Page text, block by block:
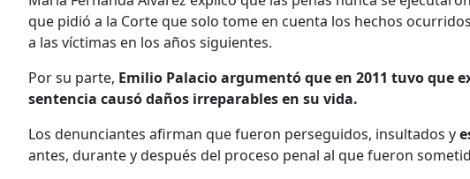
que pidió a la Corte que solo tome en cuenta los hechos
a las víctimas en los años siguientes.
Por su parte, Emilio Palacio argumentó que en 2011 tuvo que
sentencia causó daños irreparables en su vida.
Los denunciantes afirman que fueron perseguidos, insultados y
antes, durante y después del proceso penal al que fueron